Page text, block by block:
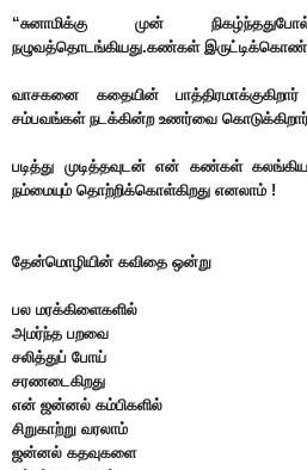
“சுனாமிக்கு முன்
நழுவத்தொடங்கியது.கண்கள்
வாசகனை கதையின்
சம்பவங்கள் நடக்கின்ற உணர்வை
படித்து முடித்தவுடன் என் கண்கள்
நம்மையும் தொற்றிக்கொள்கிறது எனலாம் !
தேன்மொழியின் கவிதை ஒன்று
பல மரக்கிளைகளில்
அமர்ந்த பறவை
சலித்துப் போய்
சரணடைகிறது
என் ஜன்னல் கம்பிகளில்
சிறுகாற்று வரலாம்
ஜன்னல் கதவுகளை